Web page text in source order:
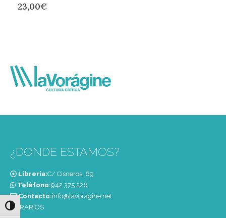
Alternar alto contraste
23,00€
¿DONDE ESTAMOS?
Librería:C/ Cisneros, 69
Teléfono:‭942 375 226‬
Contacto:info@lavoragine.net
HORARIOS